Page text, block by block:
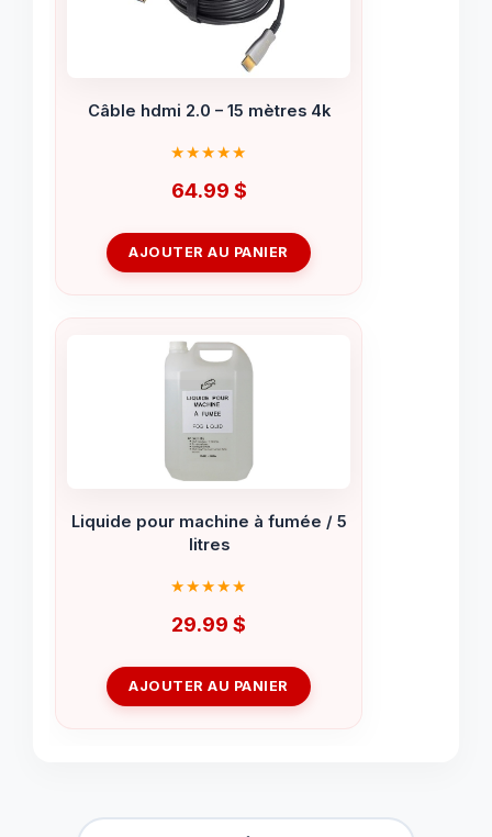
Câble hdmi 2.0 – 15 mètres 4k
64.99 $
AJOUTER AU PANIER
Liquide pour machine à fumée / 5
litres
29.99 $
AJOUTER AU PANIER